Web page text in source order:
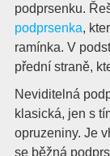
podprsenku.
podprsenka,
ramínka. V
přední straně,
Neviditelná
klasická, jen s
opruzeniny. Je
se běžná